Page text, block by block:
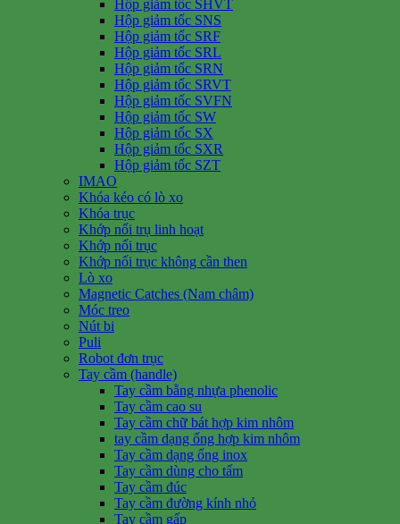
Hộp giảm tốc SHVT
Hộp giảm tốc SNS
Hộp giảm tốc SRF
Hộp giảm tốc SRL
Hộp giảm tốc SRN
Hộp giảm tốc SRVT
Hộp giảm tốc SVFN
Hộp giảm tốc SW
Hộp giảm tốc SX
Hộp giảm tốc SXR
Hộp giảm tốc SZT
IMAO
Khóa kéo có lò xo
Khóa trục
Khớp nối trụ linh hoạt
Khớp nối trục
Khớp nối trục không cần then
Lò xo
Magnetic Catches (Nam châm)
Móc treo
Nút bi
Puli
Robot đơn trục
Tay cầm (handle)
Tay cầm bằng nhựa phenolic
Tay cầm cao su
Tay cầm chữ bát hợp kim nhôm
tay cầm dạng ống hợp kim nhôm
Tay cầm dạng ống inox
Tay cầm dùng cho tấm
Tay cầm đúc
Tay cầm đường kính nhỏ
Tay cầm gấp